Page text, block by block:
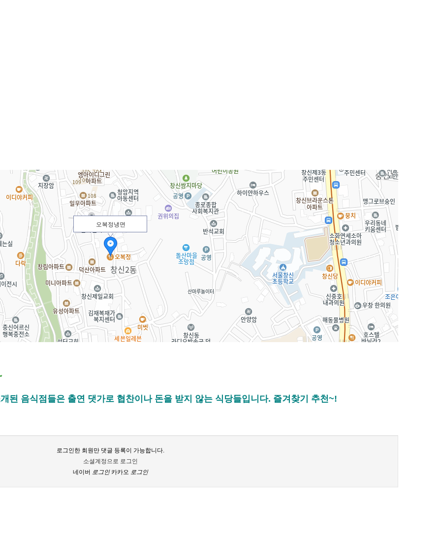
오복정냉면
된 음식점들은 출연 댓가로 협찬이나 돈을 받지 않는 식당들입니다. 즐겨찾기 추천~!
로그인한 회원만 댓글 등록이 가능합니다.
소셜계정으로 로그인
네이버 로그인 카카오 로그인